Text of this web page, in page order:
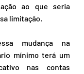
ao que seria
limitação.
mudança na
mínimo terá um
nas contas